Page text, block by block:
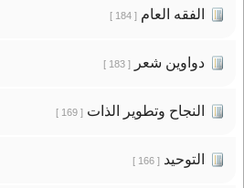
الفقه العام[ 184 ]
دواوين شعر[ 183 ]
النجاح وتطوير الذات[ 169 ]
التوحيد[ 166 ]